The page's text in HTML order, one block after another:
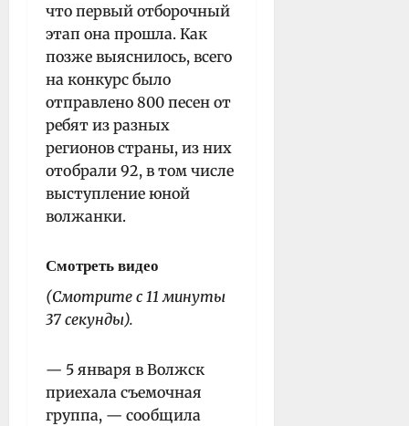
что первый отборочный
этап она прошла. Как
позже выяснилось, всего
на конкурс было
отправлено 800 песен от
ребят из разных
регионов страны, из них
отобрали 92, в том числе
выступление юной
волжанки.
Смотреть видео
(Смотрите с 11 минуты
37 секунды).
— 5 января в Волжск
приехала съемочная
группа, — сообщила